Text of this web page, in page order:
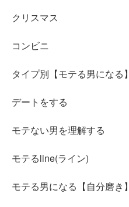
クリスマス
コンビニ
タイプ別【モテる男になる】
デートをする
モテない男を理解する
モテるline(ライン)
モテる男になる【自分磨き】